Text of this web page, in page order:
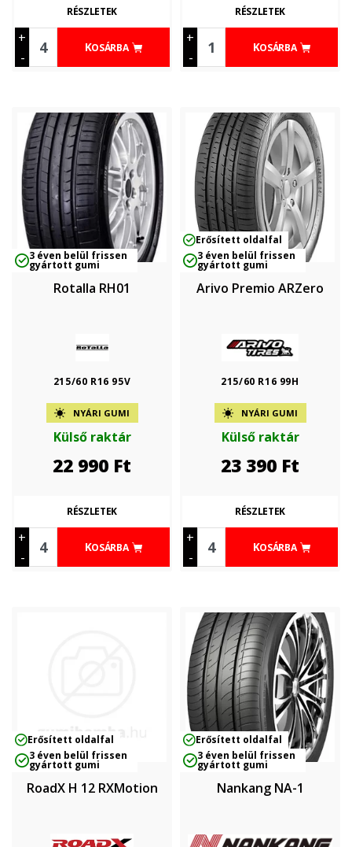
+
-
KOSÁRBA
RÉSZLETEK
+
-
KOSÁRBA
RÉSZLETEK
3 éven belül frissen
gyártott gumi
Rotalla RH01
215/60 R16 95V
NYÁRI GUMI
Külső raktár
22 990 Ft
+
-
KOSÁRBA
RÉSZLETEK
Erősített oldalfal
3 éven belül frissen
gyártott gumi
Arivo Premio ARZero
215/60 R16 99H
NYÁRI GUMI
Külső raktár
23 390 Ft
+
-
KOSÁRBA
RÉSZLETEK
Erősített oldalfal
3 éven belül frissen
gyártott gumi
RoadX H 12 RXMotion
Erősített oldalfal
3 éven belül frissen
gyártott gumi
Nankang NA-1